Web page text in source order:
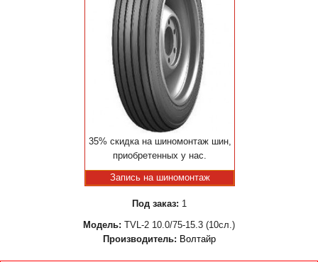
35% скидка на шиномонтаж шин,
приобретенных у нас.
Запись на шиномонтаж
Под заказ: 1
Модель: TVL-2 10.0/75-15.3 (10сл.)
Производитель: Волтайр